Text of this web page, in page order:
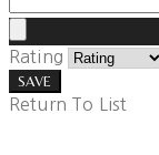
Rating
SAVE
Return To List